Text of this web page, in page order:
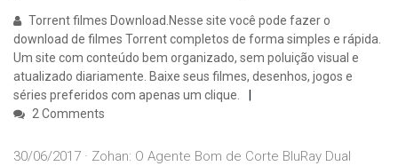
Torrent filmes Download.Nesse site você pode fazer o
download de filmes Torrent completos de forma simples e rápida.
Um site com conteúdo bem organizado, sem poluição visual e
atualizado diariamente. Baixe seus filmes, desenhos, jogos e
séries preferidos com apenas um clique.
2 Comments
30/06/2017 · Zohan: O Agente Bom de Corte BluRay Dual